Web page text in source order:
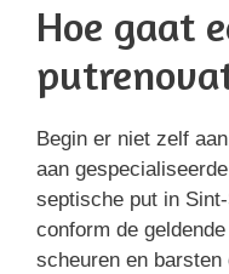
Hoe gaat
Begin er niet zelf
aan
septische put in
conform de
scheuren en